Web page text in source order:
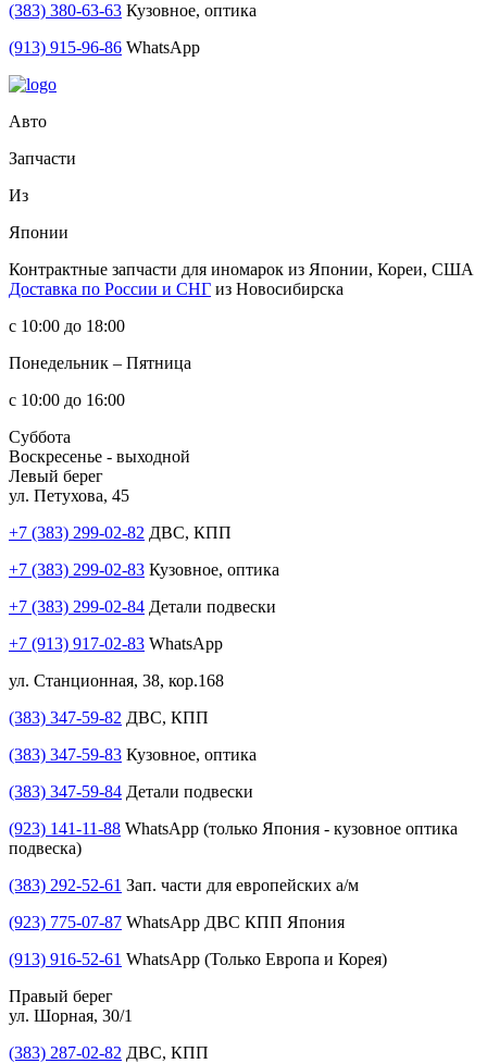
(383) 380-63-63 Кузовное, оптика
(913) 915-96-86 WhatsApp
Авто
Запчасти
Из
Японии
Контрактные запчасти для иномарок из Японии, Кореи, США
Доставка по России и СНГ из Новосибирска
с 10:00 до 18:00
Понедельник – Пятница
с 10:00 до 16:00
Суббота
Воскресенье - выходной
Левый берег
ул. Петухова, 45
+7 (383) 299-02-82 ДВС, КПП
+7 (383) 299-02-83 Кузовное, оптика
+7 (383) 299-02-84 Детали подвески
+7 (913) 917-02-83 WhatsApp
ул. Станционная, 38, кор.168
(383) 347-59-82 ДВС, КПП
(383) 347-59-83 Кузовное, оптика
(383) 347-59-84 Детали подвески
(923) 141-11-88 WhatsApp (только Япония - кузовное оптика
подвеска)
(383) 292-52-61 Зап. части для европейских а/м
(923) 775-07-87 WhatsApp ДВС КПП Япония
(913) 916-52-61 WhatsApp (Только Европа и Корея)
Правый берег
ул. Шорная, 30/1
(383) 287-02-82 ДВС, КПП